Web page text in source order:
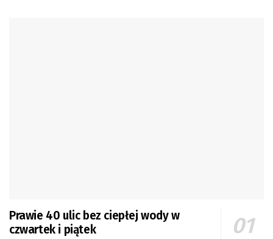
Prawie 40 ulic bez ciepłej wody w
czwartek i piątek